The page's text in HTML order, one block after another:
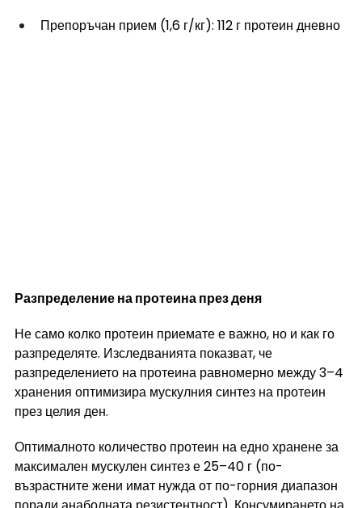
Препоръчан прием (1,6 г/кг): 112 г протеин дневно
Разпределение на протеина през деня
Не само колко протеин приемате е важно, но и как го
разпределяте. Изследванията показват, че
разпределението на протеина равномерно между 3–4
хранения оптимизира мускулния синтез на протеин
през целия ден.
Оптималното количество протеин на едно хранене за
максимален мускулен синтез е 25–40 г (по-
възрастните жени имат нужда от по-горния диапазон